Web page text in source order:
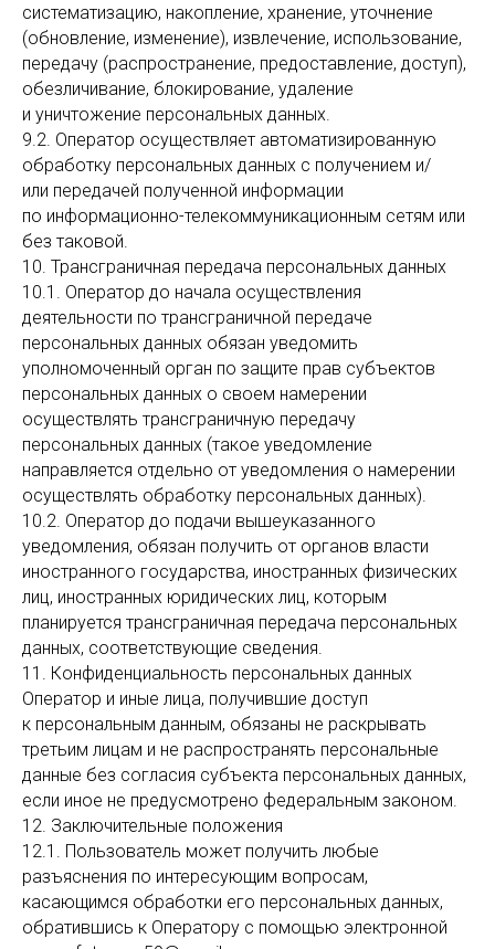
систематизацию, накопление, хранение, уточнение
(обновление, изменение), извлечение, использование,
передачу (распространение, предоставление, доступ),
обезличивание, блокирование, удаление
и уничтожение персональных данных.
9.2. Оператор осуществляет автоматизированную
обработку персональных данных с получением и/
или передачей полученной информации
по информационно-телекоммуникационным сетям или
без таковой.
10. Трансграничная передача персональных данных
10.1. Оператор до начала осуществления
деятельности по трансграничной передаче
персональных данных обязан уведомить
уполномоченный орган по защите прав субъектов
персональных данных о своем намерении
осуществлять трансграничную передачу
персональных данных (такое уведомление
направляется отдельно от уведомления о намерении
осуществлять обработку персональных данных).
10.2. Оператор до подачи вышеуказанного
уведомления, обязан получить от органов власти
иностранного государства, иностранных физических
лиц, иностранных юридических лиц, которым
планируется трансграничная передача персональных
данных, соответствующие сведения.
11. Конфиденциальность персональных данных
Оператор и иные лица, получившие доступ
к персональным данным, обязаны не раскрывать
третьим лицам и не распространять персональные
данные без согласия субъекта персональных данных,
если иное не предусмотрено федеральным законом.
12. Заключительные положения
12.1. Пользователь может получить любые
разъяснения по интересующим вопросам,
касающимся обработки его персональных данных,
обратившись к Оператору с помощью электронной